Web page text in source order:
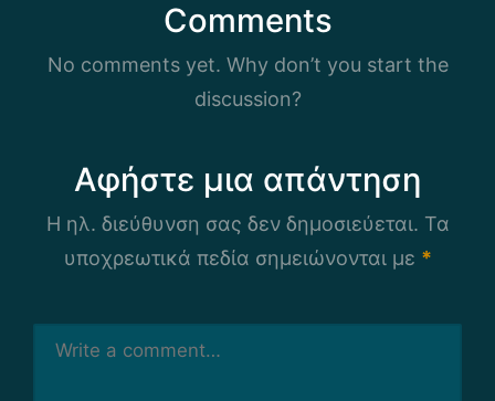
Comments
No comments yet. Why don’t you start the
discussion?
Αφήστε μια απάντηση
Η ηλ. διεύθυνση σας δεν δημοσιεύεται. Τα
υποχρεωτικά πεδία σημειώνονται με *